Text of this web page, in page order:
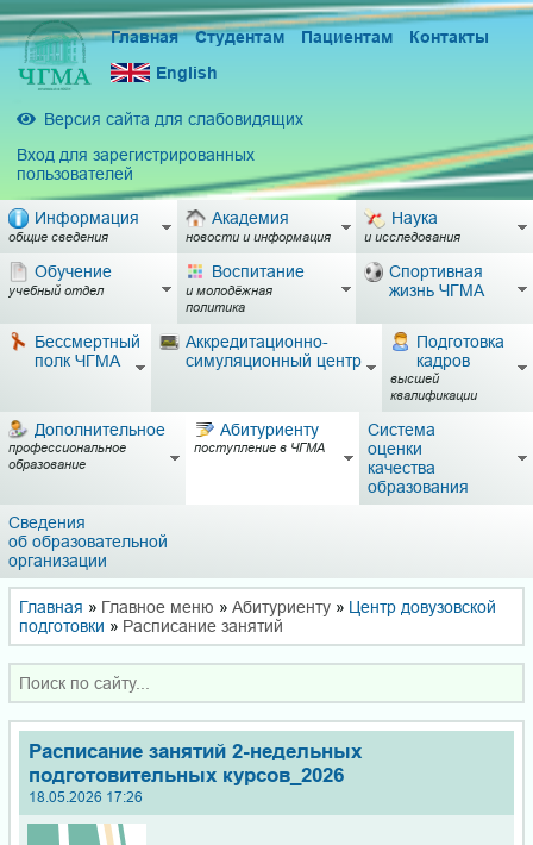
Главная Студентам Пациентам
Контакты
English
Версия сайта для слабовидящих
Вход для зарегистрированных
пользователей
Информация
общие сведения
Академия
новости и информация
Наука
и исследования
Обучение
учебный отдел
Воспитание
и молодёжная
политика
Спортивная
жизнь ЧГМА
Бессмертный
полк ЧГМА
Аккредитационно-
симуляционный центр
Подготовка
кадров
высшей
квалификации
Дополнительное
профессиональное
образование
Абитуриенту
поступление в ЧГМА
Система
оценки
качества
образования
Сведения
об образовательной
организации
Главная » Главное меню » Абитуриенту » Центр довузовской
подготовки » Расписание занятий
Расписание занятий 2-недельных
подготовительных курсов_2026
18.05.2026 17:26